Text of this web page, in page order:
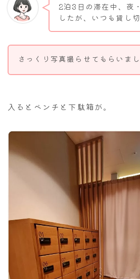
2泊3日の滞在中、夜
したが、いつも貸し
さっくり写真撮らせてもらいま
入るとベンチと下駄箱が。